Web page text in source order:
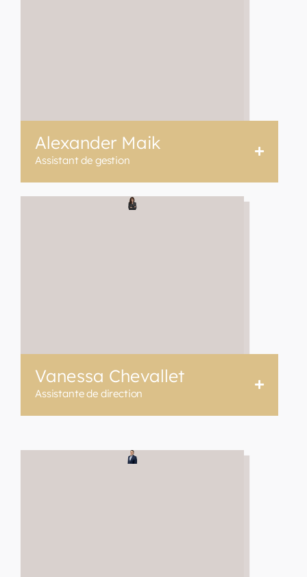
Alexander Maik
Assistant de gestion
Vanessa Chevallet
Assistante de direction